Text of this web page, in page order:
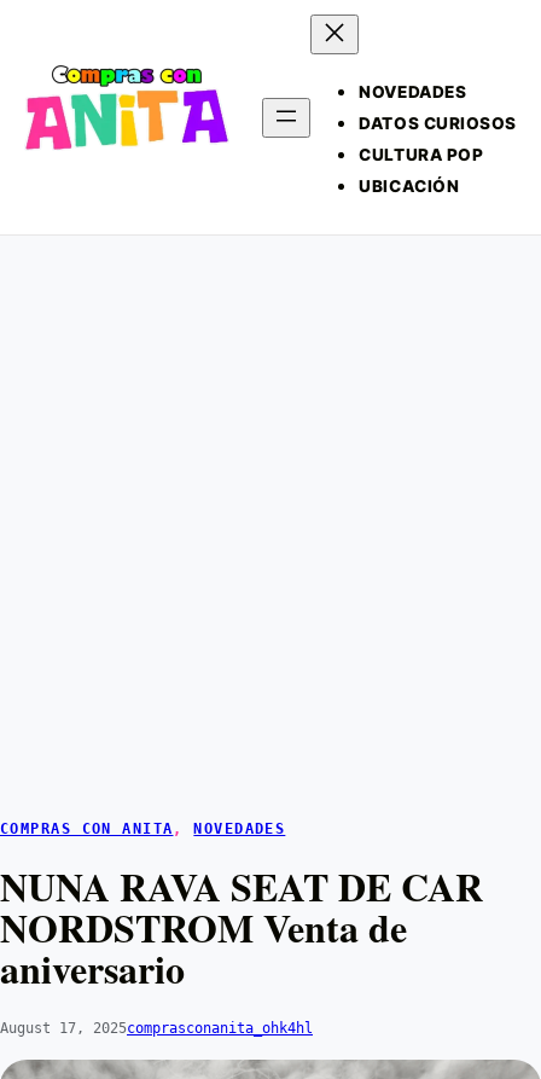
NOVEDADES
DATOS CURIOSOS
CULTURA POP
UBICACIÓN
COMPRAS CON ANITA , NOVEDADES
NUNA RAVA SEAT DE CAR
NORDSTROM Venta de
aniversario
August 17, 2025comprasconanita_ohk4hl